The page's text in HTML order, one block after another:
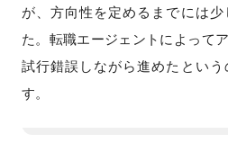
が、方向性を定めるまでには
た。転職エージェントによって
試行錯誤しながら進めたとい
す。